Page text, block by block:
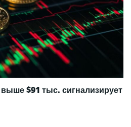
$91 тыс. сигнализирует